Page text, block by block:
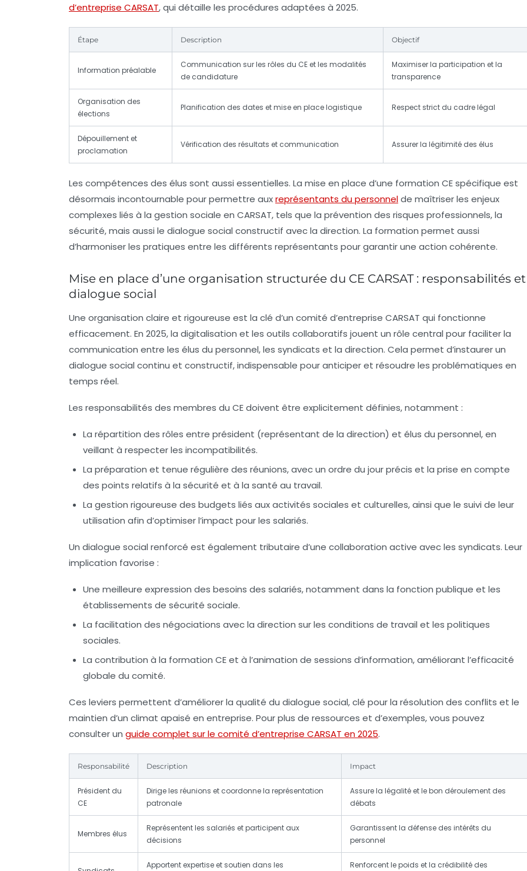
d’entreprise CARSAT, qui détaille les procédures adaptées à 2025.
Étape Description Objectif
Information préalable
Communication sur les rôles du CE et les modalités
de candidature
Maximiser la participation et la
transparence
Organisation des
élections
Planification des dates et mise en place logistique Respect strict du cadre légal
Dépouillement et
proclamation
Vérification des résultats et communication Assurer la légitimité des élus
Les compétences des élus sont aussi essentielles. La mise en place d’une formation CEspécifique est
désormais incontournable pour permettre auxreprésentants du personnelde maîtriser les enjeux
complexes liés à la gestion sociale en CARSAT, tels que la prévention des risques professionnels, la
sécurité, mais aussi le dialogue social constructif avec la direction. La formation permet aussi
d’harmoniser les pratiques entre les différents représentants pour garantir une action cohérente.
Mise en place d’une organisation structurée du CE CARSAT : responsabilités et
dialogue social
Une organisation claire et rigoureuse est la clé d’un comité d’entreprise CARSAT qui fonctionne
efficacement. En 2025, la digitalisation et les outils collaboratifs jouent un rôle central pour faciliter la
communication entre les élus du personnel, les syndicats et la direction. Cela permet d’instaurer un
dialogue social continu et constructif, indispensable pour anticiper et résoudre les problématiques en
temps réel.
Les responsabilités des membres du CE doivent être explicitement définies, notamment :
La répartition des rôles entre président (représentant de la direction) et élus du personnel, en
veillant à respecter les incompatibilités.
La préparation et tenue régulière des réunions, avec un ordre du jour précis et la prise en compte
des points relatifs à la sécurité et à la santé au travail.
La gestion rigoureuse des budgets liés aux activités sociales et culturelles, ainsi que le suivi de leur
utilisation afin d’optimiser l’impact pour les salariés.
Un dialogue social renforcé est également tributaire d’une collaboration active avec les syndicats. Leur
implication favorise :
Une meilleure expression des besoins des salariés, notamment dans la fonction publique et les
établissements de sécurité sociale.
La facilitation des négociations avec la direction sur les conditions de travail et les politiques
sociales.
La contribution à la formation CE et à l’animation de sessions d’information, améliorant l’efficacité
globale du comité.
Ces leviers permettent d’améliorer la qualité du dialogue social, clé pour la résolution des conflits et le
maintien d’un climat apaisé en entreprise. Pour plus de ressources et d’exemples, vous pouvez
consulter un guide complet sur le comité d’entreprise CARSAT en 2025.
Responsabilité Description Impact
Président du
CE
Dirige les réunions et coordonne la représentation
patronale
Assure la légalité et le bon déroulement des
débats
Membres élus
Représentent les salariés et participent aux
décisions
Garantissent la défense des intérêts du
personnel
Apportent expertise et soutien dans les Renforcent le poids et la crédibilité des